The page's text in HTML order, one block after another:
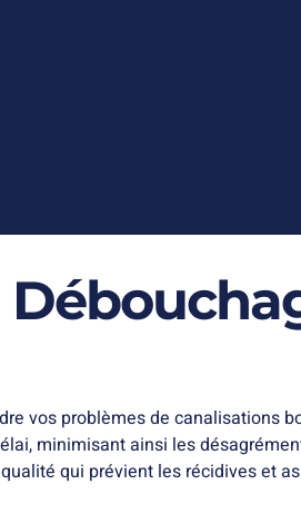
vos problèmes de canalisations
minimisant ainsi les
qui prévient les récidives et